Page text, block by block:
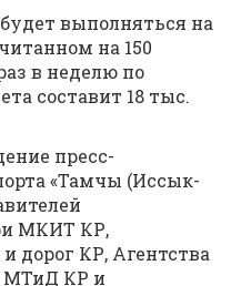
выполняться на
на 150
в неделю по
составит 18 тыс.
пресс-
«Тамчы (Иссык-
МКИТ КР,
дорог КР, Агентства
МТиД КР и